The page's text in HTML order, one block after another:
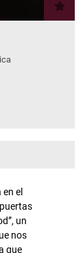
en el
un
nos
que